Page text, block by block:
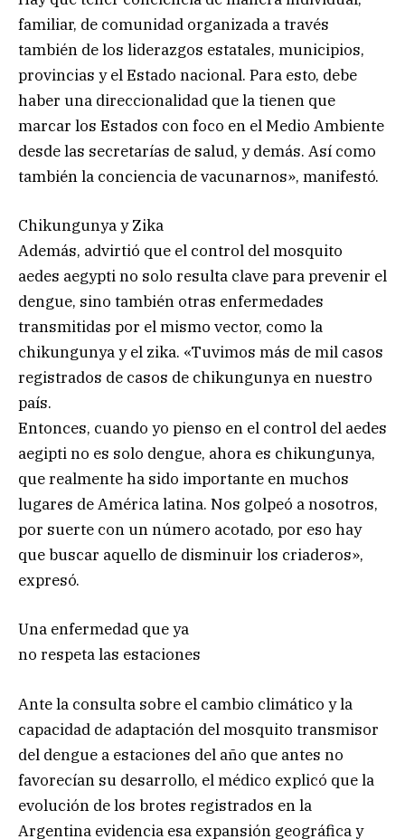
familiar, de comunidad organizada a través
también de los liderazgos estatales, municipios,
provincias y el Estado nacional. Para esto, debe
haber una direccionalidad que la tienen que
marcar los Estados con foco en el Medio Ambiente
desde las secretarías de salud, y demás. Así como
también la conciencia de vacunarnos», manifestó.
Chikungunya y Zika
Además, advirtió que el control del mosquito
aedes aegypti no solo resulta clave para prevenir el
dengue, sino también otras enfermedades
transmitidas por el mismo vector, como la
chikungunya y el zika. «Tuvimos más de mil casos
registrados de casos de chikungunya en nuestro
país.
Entonces, cuando yo pienso en el control del aedes
aegipti no es solo dengue, ahora es chikungunya,
que realmente ha sido importante en muchos
lugares de América latina. Nos golpeó a nosotros,
por suerte con un número acotado, por eso hay
que buscar aquello de disminuir los criaderos»,
expresó.
Una enfermedad que ya
no respeta las estaciones
Ante la consulta sobre el cambio climático y la
capacidad de adaptación del mosquito transmisor
del dengue a estaciones del año que antes no
favorecían su desarrollo, el médico explicó que la
evolución de los brotes registrados en la
Argentina evidencia esa expansión geográfica y